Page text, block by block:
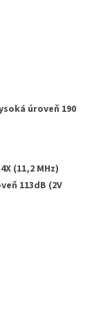
úroveň 190
(11,2 MHz)
113dB (2V